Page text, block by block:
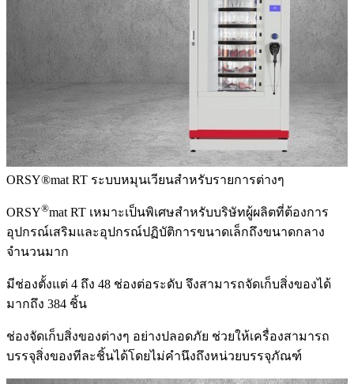
ORSY®mat RT ระบบหมุนเวียนสำหรับรายการต่างๆ
ORSY®mat RT เหมาะเป็นพิเศษสำหรับบริษัทผู้ผลิตที่ต้องการ
อุปกรณ์เสริมและอุปกรณ์ปฏิบัติการขนาดเล็กถึงขนาดกลาง
จำนวนมาก
มีช่องตั้งแต่ 4 ถึง 48 ช่องต่อระดับ จึงสามารถจัดเก็บสิ่งของได้
มากถึง 384 ชิ้น
ช่องจัดเก็บสิ่งของต่างๆ อย่างปลอดภัย ช่วยให้เครื่องสามารถ
บรรจุสิ่งของทีละชิ้นได้โดยไม่คำนึงถึงหน่วยบรรจุภัณฑ์